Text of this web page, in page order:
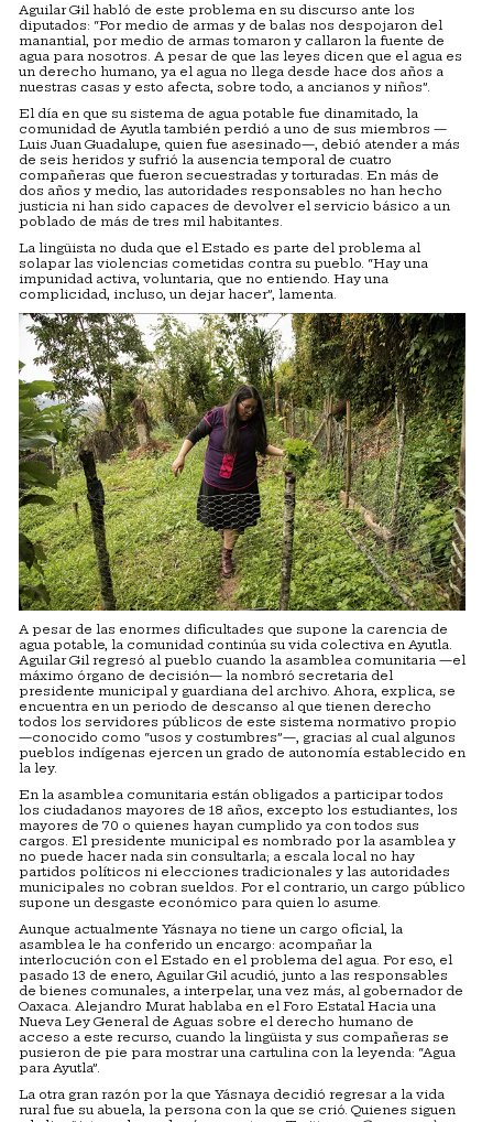
Aguilar Gil habló de este problema en su discurso ante los
diputados: “Por medio de armas y de balas nos despojaron del
manantial, por medio de armas tomaron y callaron la fuente de
agua para nosotros. A pesar de que las leyes dicen que el agua es
un derecho humano, ya el agua no llega desde hace dos años a
nuestras casas y esto afecta, sobre todo, a ancianos y niños”.
El día en que su sistema de agua potable fue dinamitado, la
comunidad de Ayutla también perdió a uno de sus miembros —
Luis Juan Guadalupe, quien fue asesinado—, debió atender a más
de seis heridos y sufrió la ausencia temporal de cuatro
compañeras que fueron secuestradas y torturadas. En más de
dos años y medio, las autoridades responsables no han hecho
justicia ni han sido capaces de devolver el servicio básico a un
poblado de más de tres mil habitantes.
La lingüista no duda que el Estado es parte del problema al
solapar las violencias cometidas contra su pueblo. “Hay una
impunidad activa, voluntaria, que no entiendo. Hay una
complicidad, incluso, un dejar hacer”, lamenta.
A pesar de las enormes dificultades que supone la carencia de
agua potable, la comunidad continúa su vida colectiva en Ayutla.
Aguilar Gil regresó al pueblo cuando la asamblea comunitaria —el
máximo órgano de decisión— la nombró secretaria del
presidente municipal y guardiana del archivo. Ahora, explica, se
encuentra en un periodo de descanso al que tienen derecho
todos los servidores públicos de este sistema normativo propio
—conocido como “usos y costumbres”—, gracias al cual algunos
pueblos indígenas ejercen un grado de autonomía establecido en
la ley.
En la asamblea comunitaria están obligados a participar todos
los ciudadanos mayores de 18 años, excepto los estudiantes, los
mayores de 70 o quienes hayan cumplido ya con todos sus
cargos. El presidente municipal es nombrado por la asamblea y
no puede hacer nada sin consultarla; a escala local no hay
partidos políticos ni elecciones tradicionales y las autoridades
municipales no cobran sueldos. Por el contrario, un cargo público
supone un desgaste económico para quien lo asume.
Aunque actualmente Yásnaya no tiene un cargo oficial, la
asamblea le ha conferido un encargo: acompañar la
interlocución con el Estado en el problema del agua. Por eso, el
pasado 13 de enero, Aguilar Gil acudió, junto a las responsables
de bienes comunales, a interpelar, una vez más, al gobernador de
Oaxaca. Alejandro Murat hablaba en el Foro Estatal Hacia una
Nueva Ley General de Aguas sobre el derecho humano de
acceso a este recurso, cuando la lingüista y sus compañeras se
pusieron de pie para mostrar una cartulina con la leyenda: “Agua
para Ayutla”.
La otra gran razón por la que Yásnaya decidió regresar a la vida
rural fue su abuela, la persona con la que se crió. Quienes siguen